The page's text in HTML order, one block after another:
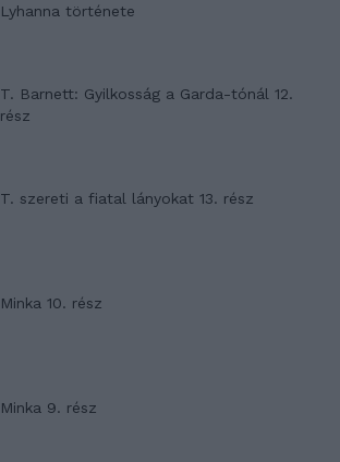
Lyhanna története
T. Barnett: Gyilkosság a Garda-tónál 12.
rész
T. szereti a fiatal lányokat 13. rész
Minka 10. rész
Minka 9. rész